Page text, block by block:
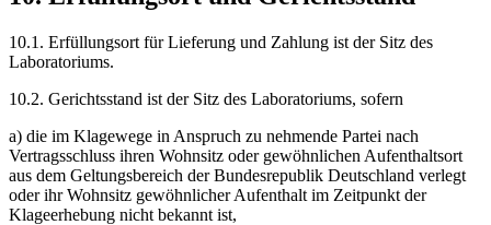
10.1. Erfüllungsort für Lieferung und Zahlung ist der Sitz des
Laboratoriums.
10.2. Gerichtsstand ist der Sitz des Laboratoriums, sofern
a) die im Klagewege in Anspruch zu nehmende Partei nach
Vertragsschluss ihren Wohnsitz oder gewöhnlichen Aufenthaltsort
aus dem Geltungsbereich der Bundesrepublik Deutschland verlegt
oder ihr Wohnsitz gewöhnlicher Aufenthalt im Zeitpunkt der
Klageerhebung nicht bekannt ist,